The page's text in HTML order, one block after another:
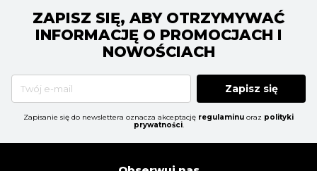
ZAPISZ SIĘ, ABY OTRZYMYWAĆ
INFORMACJĘ O PROMOCJACH I
NOWOŚCIACH
Zapisz się
Zapisanie się do newslettera oznacza akceptację regulaminu oraz polityki
prywatności.